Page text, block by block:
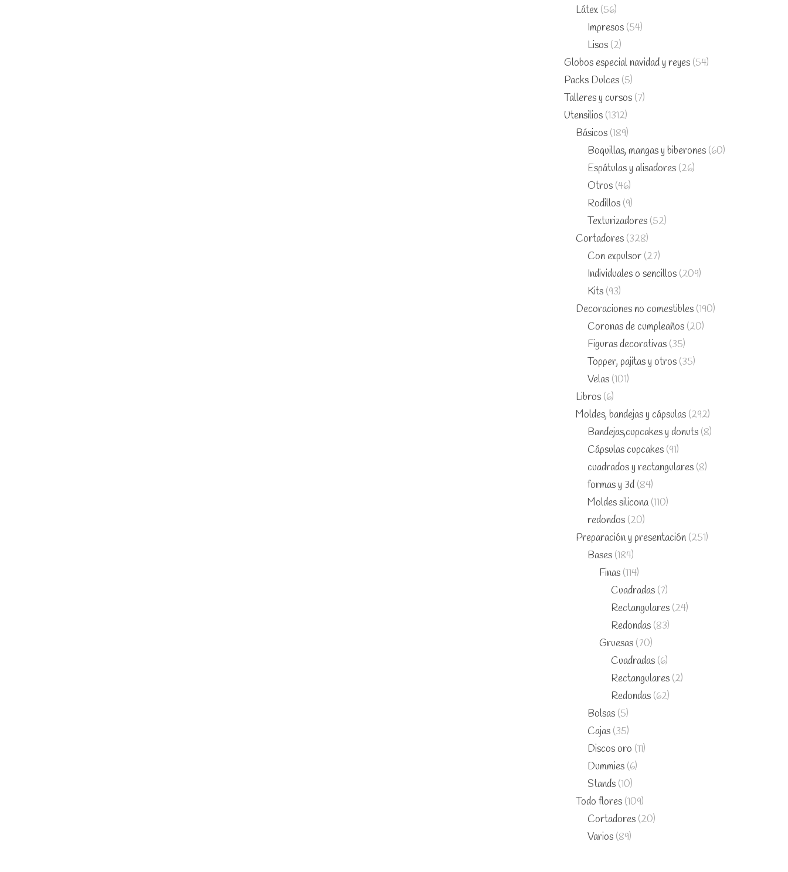
Látex (56)
Impresos (54)
Lisos (2)
Globos especial navidad y reyes (54)
Packs Dulces (5)
Talleres y cursos (7)
Utensilios (1312)
Básicos (189)
Boquillas, mangas y biberones (60)
Espátulas y alisadores (26)
Otros (46)
Rodillos (9)
Texturizadores (52)
Cortadores (328)
Con expulsor (27)
Individuales o sencillos (209)
Kits (93)
Decoraciones no comestibles (190)
Coronas de cumpleaños (20)
Figuras decorativas (35)
Topper, pajitas y otros (35)
Velas (101)
Libros (6)
Moldes, bandejas y cápsulas (292)
Bandejas,cupcakes y donuts (8)
Cápsulas cupcakes (91)
cuadrados y rectangulares (8)
formas y 3d (84)
Moldes silicona (110)
redondos (20)
Preparación y presentación (251)
Bases (184)
Finas (114)
Cuadradas (7)
Rectangulares (24)
Redondas (83)
Gruesas (70)
Cuadradas (6)
Rectangulares (2)
Redondas (62)
Bolsas (5)
Cajas (35)
Discos oro (11)
Dummies (6)
Stands (10)
Todo flores (109)
Cortadores (20)
Varios (89)